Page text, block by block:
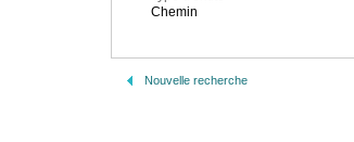
Chemin
Nouvelle recherche